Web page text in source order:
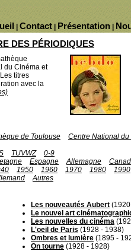
Présentation
Contact
DES PÉRIODIQUES
du Cinéma et
titres
avec la
de Toulouse
Centre National
TUVWZ
0-9
Espagne Allemagne
1950 1960 1970 1980 1990
Autres
Les nouveautés Aubert
Le nouvel art
Les nouvelles du cinéma
L'oeil de Paris (1928 - 1938)
Ombres et lumière (1895 -
On tourne (1928 - 1928)